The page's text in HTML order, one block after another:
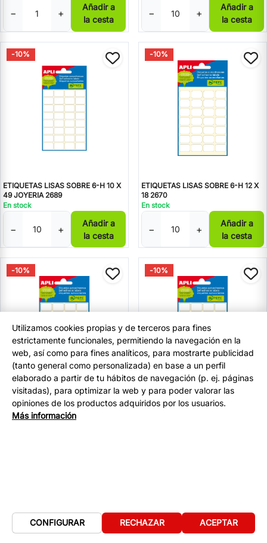
− +
Añadir a
la cesta
− +
Añadir a
la cesta
-10%
ETIQUETAS LISAS SOBRE 6-H 10 X
49 JOYERIA 2689
En stock
− +
Añadir a
la cesta
-10%
ETIQUETAS LISAS SOBRE 6-H 12 X
18 2670
En stock
− +
Añadir a
la cesta
-10%
ETIQUETAS LISAS SOBRE 6-H 12 X
30 2671
En stock
-10%
ETIQUETAS LISAS SOBRE 6-H 13 X
40 2672
Utilizamos cookies propias y de terceros para fines
estrictamente funcionales, permitiendo la navegación en la
web, así como para fines analíticos, para mostrarte publicidad
(tanto general como personalizada) en base a un perfil
elaborado a partir de tu hábitos de navegación (p. ej. páginas
visitadas), para optimizar la web y para poder valorar las
opiniones de los productos adquiridos por los usuarios.
Más información
CONFIGURAR RECHAZAR ACEPTAR